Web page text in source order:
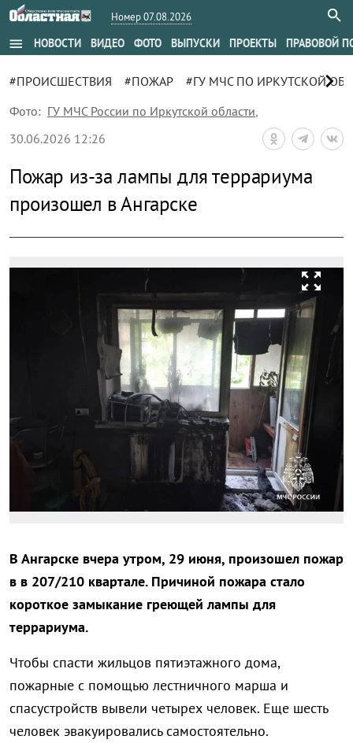
Номер 07.08.2026
menu НОВОСТИ ВИДЕО ФОТО ВЫПУСКИ ПРОЕКТЫ ПРАВОВОЙ
#ПРОИСШЕСТВИЯ #ПОЖАР #ГУ МЧС ПО ИРКУТСКОЙchevron_right
Фото: ГУ МЧС России по Иркутской области,
30.06.2026 12:26
Пожар из-за лампы для террариума
произошел в Ангарске
zoom_out_map
В Ангарске вчера утром, 29 июня, произошел пожар
в в 207/210 квартале. Причиной пожара стало
короткое замыкание греющей лампы для
террариума.
Чтобы спасти жильцов пятиэтажного дома,
пожарные с помощью лестничного марша и
спасустройств вывели четырех человек. Еще шесть
человек эвакуировались самостоятельно.